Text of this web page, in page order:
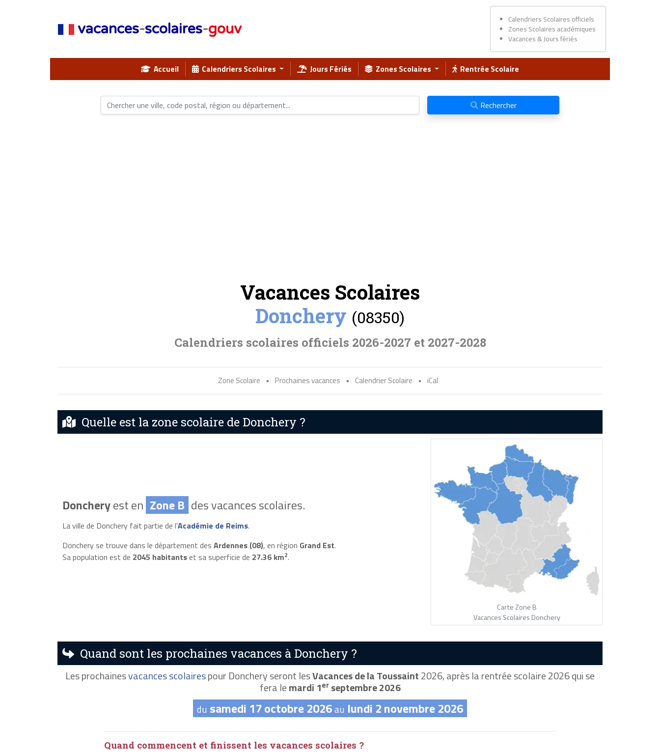
vacances-scolaires-gouv
Calendriers Scolaires officiels
Zones Scolaires académiques
Vacances & Jours fériés
Accueil Calendriers Scolaires Jours Fériés Zones Scolaires Rentrée Scolaire
Rechercher
Vacances Scolaires
Donchery (08350)
Calendriers scolaires officiels 2026-2027 et 2027-2028
Zone Scolaire • Prochaines vacances • Calendrier Scolaire • iCal
Quelle est la zone scolaire de Donchery ?
Doncheryest en Zone B des vacances scolaires.
La ville de Donchery fait partie de l'Académie de Reims.
Donchery se trouve dans le département des Ardennes (08), en région Grand Est.
Sa population est de 2045 habitantset sa superficie de 27.36 km2.
Carte Zone B
Vacances Scolaires Donchery
Quand sont les prochaines vacances à Donchery ?
Les prochainesvacances scolairespour Donchery seront lesVacances de la Toussaint2026, après la rentrée scolaire 2026 qui se
fera lemardi 1erseptembre 2026
du samedi 17 octobre 2026au lundi 2 novembre 2026
Quand commencent et finissent les vacances scolaires ?